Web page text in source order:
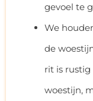
gevoel te
We
de
rit is
woestijn,